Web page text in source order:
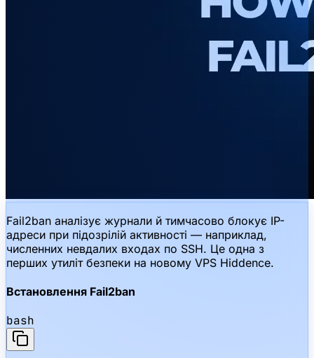
Fail2ban аналізує журнали й тимчасово блокує IP-
адреси при підозрілій активності — наприклад,
численних невдалих входах по SSH. Це одна з
перших утиліт безпеки на новому VPS Hiddence.
Встановлення Fail2ban
bash